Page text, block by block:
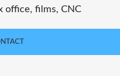
office, films, CNC